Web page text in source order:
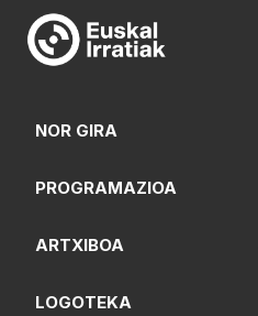
NOR GIRA
PROGRAMAZIOA
ARTXIBOA
LOGOTEKA